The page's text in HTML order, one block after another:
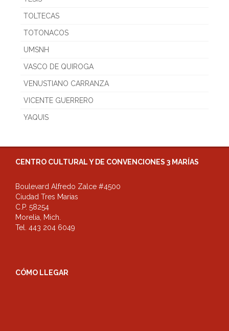
TOLTECAS
TOTONACOS
UMSNH
VASCO DE QUIROGA
VENUSTIANO CARRANZA
VICENTE GUERRERO
YAQUIS
CENTRO CULTURAL Y DE CONVENCIONES 3 MARÍAS
Boulevard Alfredo Zalce #4500
Ciudad Tres Marias
C.P. 58254
Morelia, Mich.
Tel. 443 204 6049
CÓMO LLEGAR